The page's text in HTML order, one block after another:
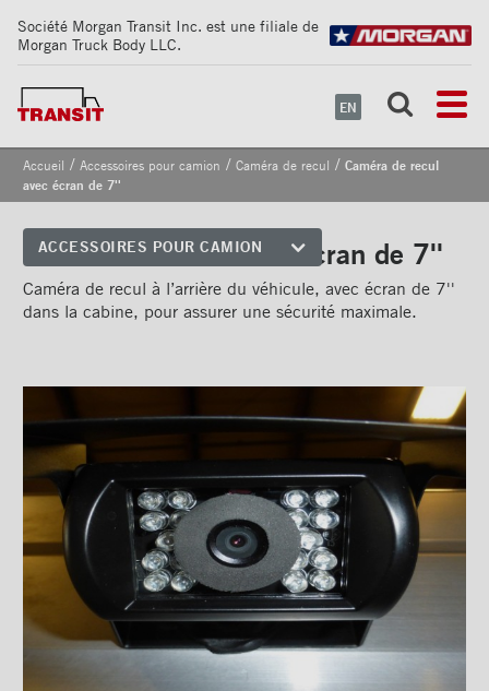
Société Morgan Transit Inc. est une filiale de
Morgan Truck Body LLC.
EN
Accueil / Accessoires pour camion / Caméra de recul / Caméra de recul
avec écran de 7''
ACCESSOIRES POUR CAMION
Coins avant
Bandes de sécurité
Cadrages arrières
Portes
Pare-chocs
Planchers
Toits
Éclairages extérieur
Bandes protectrices
Profilés d'arrimage
Caméra de recul avec écran de 7''
Caméra de recul à l’arrière du véhicule, avec écran de 7''
dans la cabine, pour assurer une sécurité maximale.